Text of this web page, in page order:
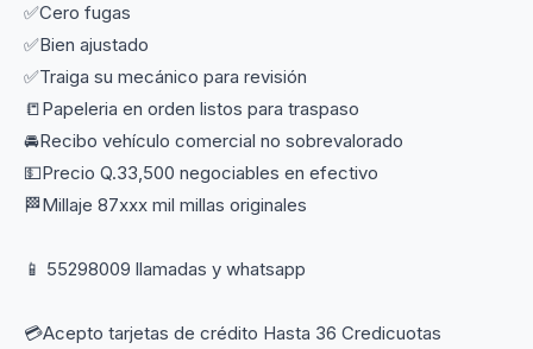
✅Cero fugas
✅Bien ajustado
✅Traiga su mecánico para revisión
📒Papeleria en orden listos para traspaso
🚘Recibo vehículo comercial no sobrevalorado
💵Precio Q.33,500 negociables en efectivo
🏁Millaje 87xxx mil millas originales
📱 55298009 llamadas y whatsapp
💳Acepto tarjetas de crédito Hasta 36 Credicuotas